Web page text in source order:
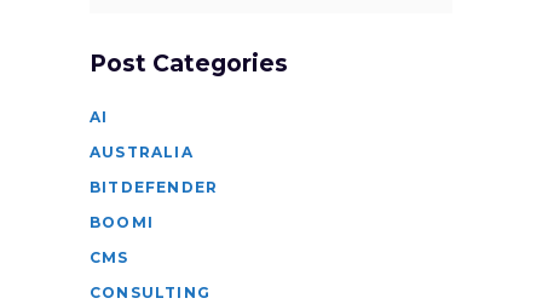
Post Categories
AI
AUSTRALIA
BITDEFENDER
BOOMI
CMS
CONSULTING